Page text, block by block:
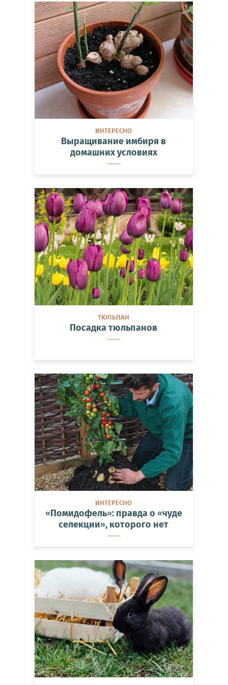
ИНТЕРЕСНО
Выращивание имбиря в
домашних условиях
ТЮЛЬПАН
Посадка тюльпанов
ИНТЕРЕСНО
«Помидофель»: правда о «чуде
селекции», которого нет